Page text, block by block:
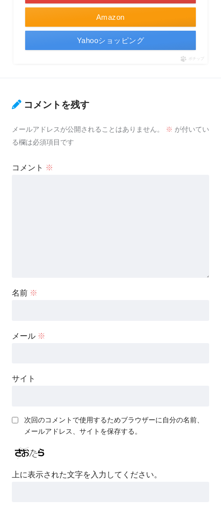
Amazon
Yahooショッピング
ポチップ
コメントを残す
メールアドレスが公開されることはありません。 ※ が付いてい
る欄は必須項目です
コメント ※
名前 ※
メール ※
サイト
次回のコメントで使用するためブラウザーに自分の名前、
メールアドレス、サイトを保存する。
上に表示された文字を入力してください。